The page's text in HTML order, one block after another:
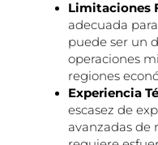
Limitaciones
adecuada
puede ser un
operaciones
regiones
Experiencia
escasez de
avanzadas de